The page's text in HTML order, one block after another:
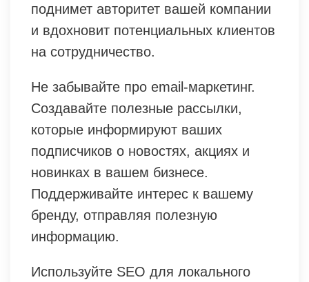
поднимет авторитет вашей компании
и вдохновит потенциальных клиентов
на сотрудничество.
Не забывайте про email-маркетинг.
Создавайте полезные рассылки,
которые информируют ваших
подписчиков о новостях, акциях и
новинках в вашем бизнесе.
Поддерживайте интерес к вашему
бренду, отправляя полезную
информацию.
Используйте SEO для локального